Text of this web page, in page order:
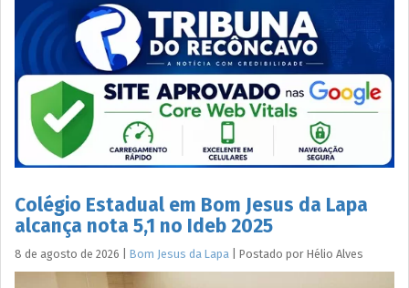
Colégio Estadual em Bom Jesus da Lapa
alcança nota 5,1 no Ideb 2025
8 de agosto de 2026 Bom Jesus da Lapa Postado por Hélio Alves